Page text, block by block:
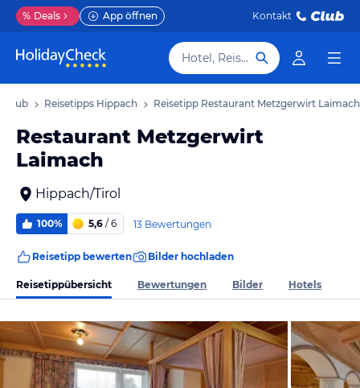
% Deals App öffnen Kontakt
Hotel, Reiseziel
Reisetipps Hippach Reisetipp Restaurant Metzgerwirt Laimach
Restaurant Metzgerwirt
Laimach
Hippach/Tirol
100% 5,6 / 6 13 Bewertungen
Reisetipp bewerten Bilder hochladen
Reisetippübersicht Bewertungen Bilder Hotels